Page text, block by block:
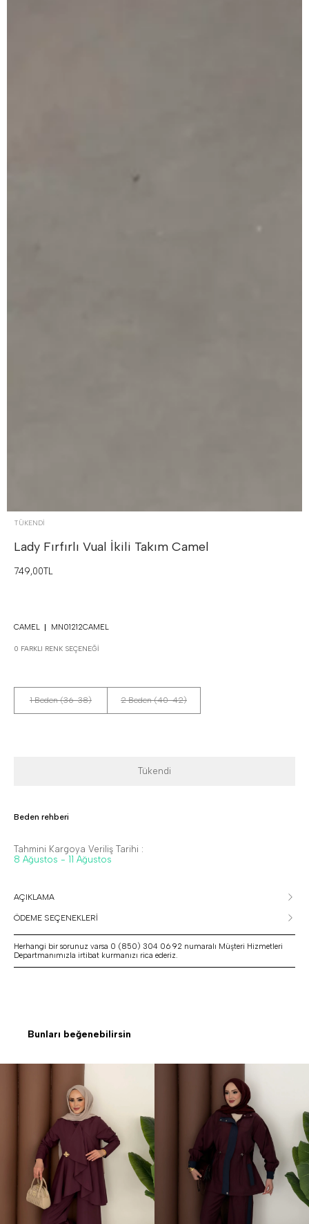
TÜKENDI
Lady Fırfırlı Vual İkili Takım Camel
749,00TL
CAMEL MN01212CAMEL
0 FARKLI RENK SEÇENEĞI
1 Beden (36-38) 2 Beden (40-42)
Tükendi
Beden rehberi
Tahmini Kargoya Veriliş Tarihi :
8 Ağustos - 11 Ağustos
AÇIKLAMA
ÖDEME SEÇENEKLERİ
Herhangi bir sorunuz varsa 0 (850) 304 06 92 numaralı Müşteri Hizmetleri
Departmanımızla irtibat kurmanızı rica ederiz.
Bunları beğenebilirsin